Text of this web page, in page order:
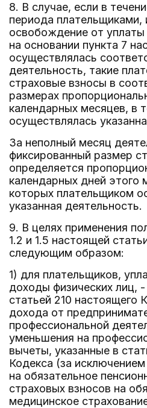
8. В случае, если в
периода
освобождение от уплаты
на основании пункта 7
осуществлялась
деятельность, такие
страховые взносы в
размерах
календарных месяцев, в
осуществлялась
За неполный месяц
фиксированный размер
определяется
календарных дней этого
которых плательщиком
указанная деятельность.
9. В целях применения
1.2 и 1.5 настоящей
следующим образом:
1) для плательщиков,
доходы физических лиц,
статьей 210 настоящего
дохода от
профессиональной
уменьшения на
вычеты, указанные в
Кодекса (за
на обязательное
страховых взносов на
медицинское